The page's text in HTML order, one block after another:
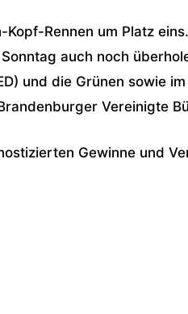
Rennen um Platz
auch noch
und die Grünen sowie
Vereinigte
Gewinne und